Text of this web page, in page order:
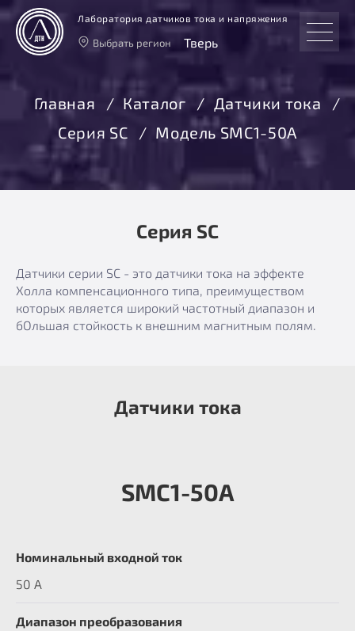
Лаборатория датчиков тока и напряжения
Выбрать регион Тверь
Москва
Санкт-Петербург
Екатеринбург
Новосибирск
Главная Каталог
Датчики тока
Серия SC
Модель SMC1-50A
Серия SC
Датчики серии SC - это датчики тока на эффекте
Холла компенсационного типа, преимуществом
которых является широкий частотный диапазон и
бОльшая стойкость к внешним магнитным полям.
Датчики тока
SMC1-50A
Номинальный входной ток
50 А
Диапазон преобразования